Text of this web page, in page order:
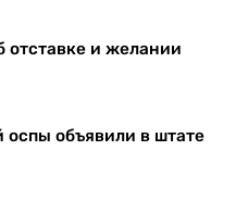
отставке и желании
оспы объявили в штате